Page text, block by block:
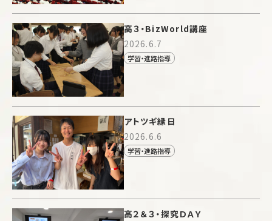
高３・BizWorld講座
2026.6.7
学習・進路指導
アトツギ縁日
2026.6.6
学習・進路指導
高２＆３・探究ＤＡＹ